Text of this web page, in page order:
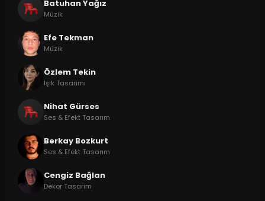
Batuhan Yağız
Müzik
Efe Tekman
Müzik
Özlem Tekin
Işık Tasarımı
Nihat Gürses
Ses & Efekt Tasarım
Berkay Bozkurt
Ses & Efekt Tasarım
Cengiz Bağlan
Dekor Tasarım